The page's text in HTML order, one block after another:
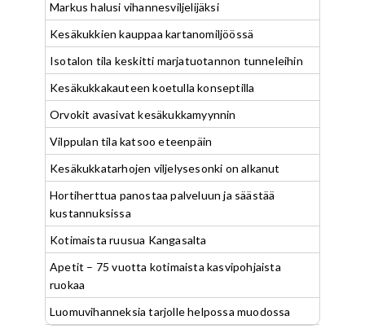
Markus halusi vihannesviljelijäksi
Kesäkukkien kauppaa kartanomiljöössä
Isotalon tila keskitti marjatuotannon tunneleihin
Kesäkukkakauteen koetulla konseptilla
Orvokit avasivat kesäkukkamyynnin
Vilppulan tila katsoo eteenpäin
Kesäkukkatarhojen viljelysesonki on alkanut
Hortiherttua panostaa palveluun ja säästää
kustannuksissa
Kotimaista ruusua Kangasalta
Apetit – 75 vuotta kotimaista kasvipohjaista
ruokaa
Luomuvihanneksia tarjolle helpossa muodossa